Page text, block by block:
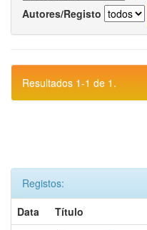
Autores/Registo
Resultados 1-1 de 1.
Registos:
Data
Título